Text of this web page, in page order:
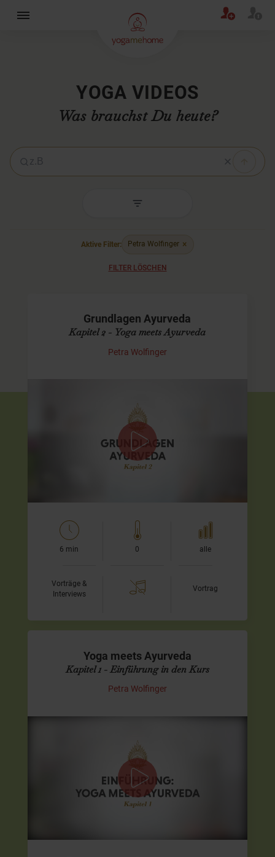
YOGA VIDEOS
Was brauchst Du heute?
Aktive Filter: Petra Wolfinger ×
FILTER LÖSCHEN
Grundlagen Ayurveda
Kapitel 2 - Yoga meets Ayurveda
Petra Wolfinger
Was ist Ayurveda?
Dieses ist das zweite Videos des Programm
meets Ayurveda". Zum gesamten Programm gelangst Du
mit Klick auf den roten Link, direkt unter dem Video.
Liebe Grüße,
6 min 0 alle
Vorträge &
Interviews
Vortrag
Yoga meets Ayurveda
Kapitel 1 - Einführung in den Kurs
Petra Wolfinger
Einführung in Yoga meets Ayurveda
Dies ist das erste Video des 10tägigen Programmes
"Yoga meets Ayurveda". Zum gesamten Programm
gelangst Du durch Klick auf den roten Link direkt unter
dem Video.